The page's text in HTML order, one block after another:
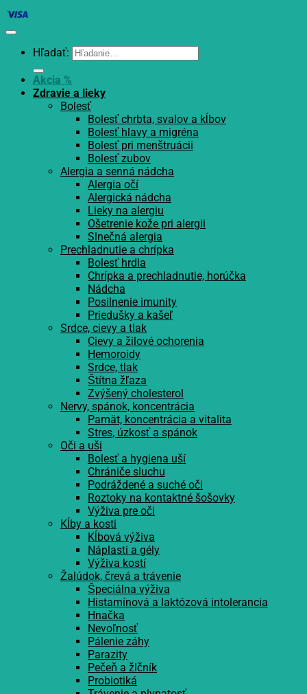
Hľadať:
Akcia %
Zdravie a lieky
Bolesť
Bolesť chrbta, svalov a kĺbov
Bolesť hlavy a migréna
Bolesť pri menštruácii
Bolesť zubov
Alergia a senná nádcha
Alergia očí
Alergická nádcha
Lieky na alergiu
Ošetrenie kože pri alergii
Slnečná alergia
Prechladnutie a chrípka
Bolesť hrdla
Chrípka a prechladnutie, horúčka
Nádcha
Posilnenie imunity
Priedušky a kašeľ
Srdce, cievy a tlak
Cievy a žilové ochorenia
Hemoroidy
Srdce, tlak
Štítna žľaza
Zvýšený cholesterol
Nervy, spánok, koncentrácia
Pamät, koncentrácia a vitalita
Stres, úzkosť a spánok
Oči a uši
Bolesť a hygiena uší
Chrániče sluchu
Podráždené a suché oči
Roztoky na kontaktné šošovky
Výživa pre oči
Kĺby a kosti
Kĺbová výživa
Náplasti a gély
Výživa kostí
Žalúdok, črevá a trávenie
Špeciálna výživa
Histamínová a laktózová intolerancia
Hnačka
Nevoľnosť
Pálenie záhy
Parazity
Pečeň a žlčník
Probiotiká